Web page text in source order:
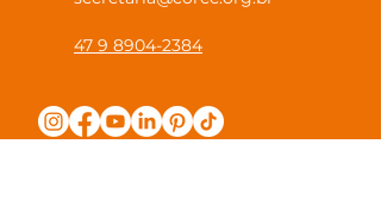
47 9 8904-2384